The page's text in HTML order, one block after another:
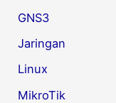
GNS3
Jaringan
Linux
MikroTik